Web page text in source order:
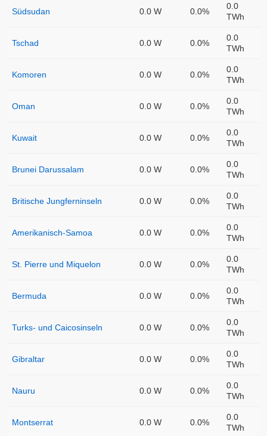
Südsudan 0.0 W 0.0%
0.0
TWh
Tschad 0.0 W 0.0%
0.0
TWh
Komoren 0.0 W 0.0%
0.0
TWh
Oman 0.0 W 0.0%
0.0
TWh
Kuwait 0.0 W 0.0%
0.0
TWh
Brunei Darussalam 0.0 W 0.0%
0.0
TWh
Britische Jungferninseln 0.0 W 0.0%
0.0
TWh
Amerikanisch-Samoa 0.0 W 0.0%
0.0
TWh
St. Pierre und Miquelon 0.0 W 0.0%
0.0
TWh
Bermuda 0.0 W 0.0%
0.0
TWh
Turks- und Caicosinseln 0.0 W 0.0%
0.0
TWh
Gibraltar 0.0 W 0.0%
0.0
TWh
Nauru 0.0 W 0.0%
0.0
TWh
Montserrat 0.0 W 0.0%
0.0
TWh